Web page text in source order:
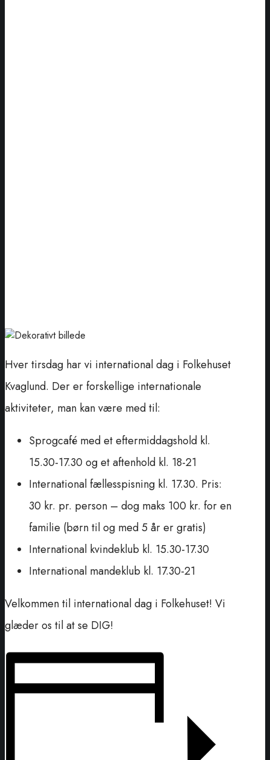
Hver tirsdag har vi international dag i Folkehuset
Kvaglund. Der er forskellige internationale
aktiviteter, man kan være med til:
Sprogcafé med et eftermiddagshold kl.
15.30-17.30 og et aftenhold kl. 18-21
International fællesspisning kl. 17.30. Pris:
30 kr. pr. person – dog maks 100 kr. for en
familie (børn til og med 5 år er gratis)
International kvindeklub kl. 15.30-17.30
International mandeklub kl. 17.30-21
Velkommen til international dag i Folkehuset! Vi
glæder os til at se DIG!